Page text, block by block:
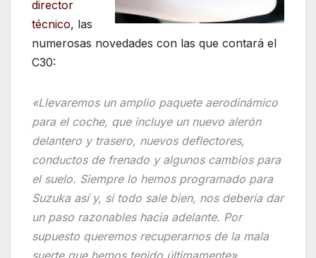
director
técnico, las
numerosas novedades con las que contará el
C30:
«Llevaremos un amplio paquete aerodinámico
para el coche, que incluye un nuevo alerón
delantero y trasero, nuevos deflectores,
conductos de frenado y algunos cambios para
el suelo. Siempre lo hemos programado para
Suzuka así y, si todo sale bien, nos debería dar
un paso razonables hacia adelante. Por
supuesto queremos recuperarnos de la mala